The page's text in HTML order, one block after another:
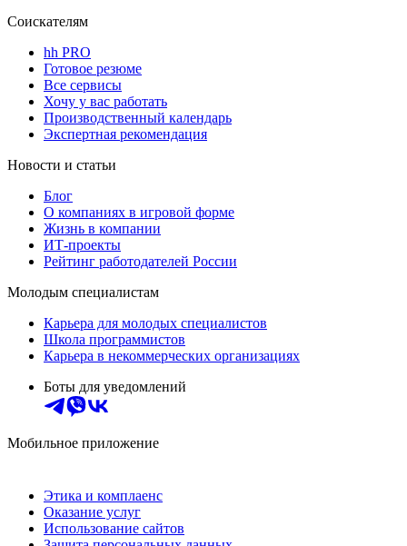
Соискателям
hh PRO
Готовое резюме
Все сервисы
Хочу у вас работать
Производственный календарь
Экспертная рекомендация
Новости и статьи
Блог
О компаниях в игровой форме
Жизнь в компании
ИТ-проекты
Рейтинг работодателей России
Молодым специалистам
Карьера для молодых специалистов
Школа программистов
Карьера в некоммерческих организациях
Боты для уведомлений
Мобильное приложение
Этика и комплаенс
Оказание услуг
Использование сайтов